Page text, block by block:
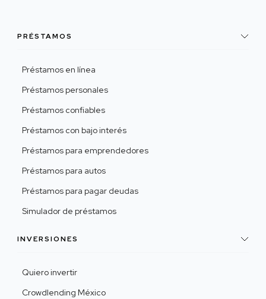
PRÉSTAMOS
Préstamos en línea
Préstamos personales
Préstamos confiables
Préstamos con bajo interés
Préstamos para emprendedores
Préstamos para autos
Préstamos para pagar deudas
Simulador de préstamos
INVERSIONES
Quiero invertir
Crowdlending México